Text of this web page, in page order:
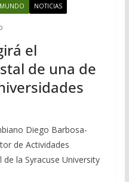
MUNDO NOTICIAS
el
de una de
Diego Barbosa-
de Actividades
la Syracuse University